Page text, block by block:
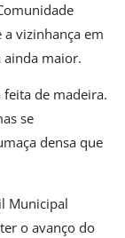
vizinhança em
ainda maior.
de madeira.
se
densa que
Municipal
o avanço do